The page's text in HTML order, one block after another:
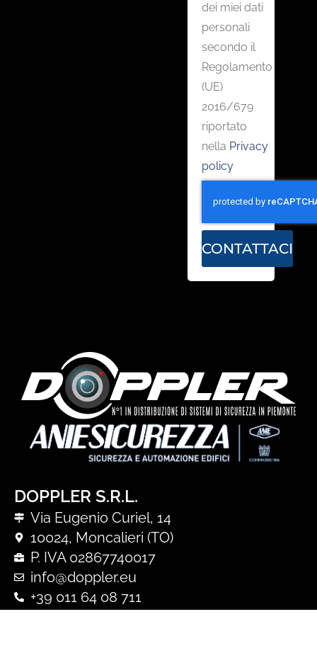
dei miei dati
personali
secondo il
Regolamento
(UE)
2016/679
riportato
nella Privacy
policy
CONTATTACI
DOPPLER S.R.L.
Via Eugenio Curiel, 14
10024, Moncalieri (TO)
P. IVA 02867740017
info@doppler.eu
+39 011 64 08 711